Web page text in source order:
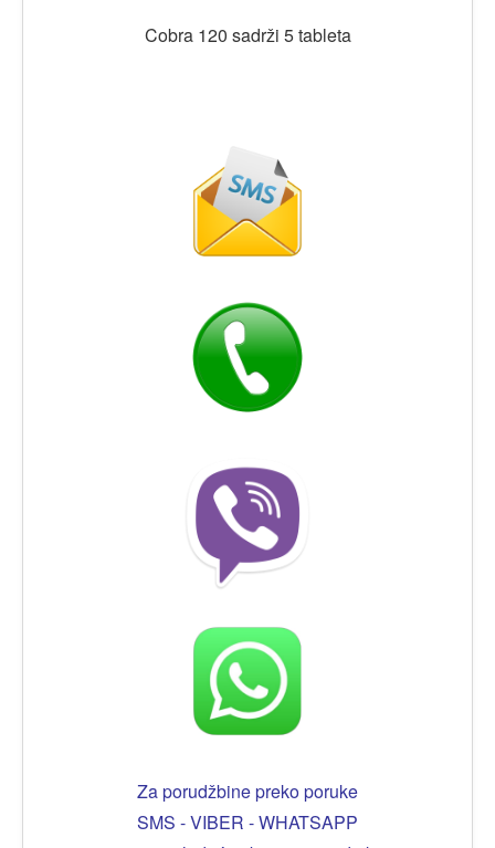
Cobra 120 sadrži 5 tableta
Za porudžbine preko poruke
SMS - VIBER - WHATSAPP